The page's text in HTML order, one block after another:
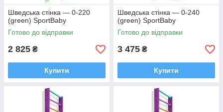
Шведська стінка — 0-220
(green) SportBaby
Готово до відправки
2 825 ₴
Купити
Шведська стінка — 0-240
(green) SportBaby
Готово до відправки
3 475 ₴
Купити